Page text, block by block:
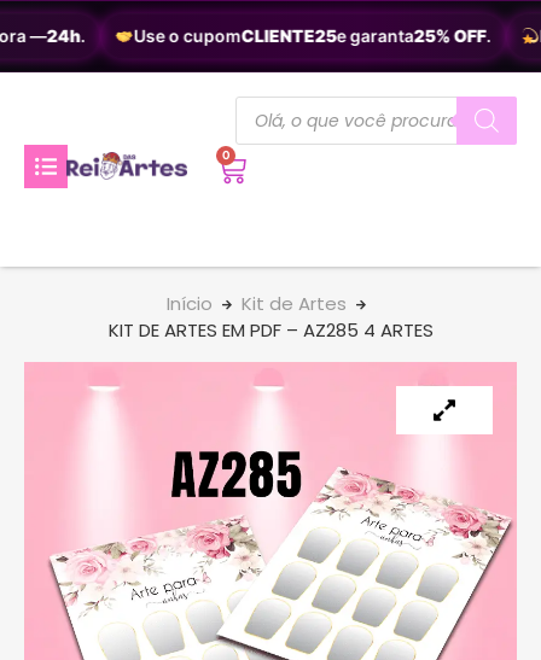
—24h. Use o cupomCLIENTE25e garanta25% OFF.
0
Início
Kit de Artes
KIT DE ARTES EM PDF – AZ285 4 ARTES